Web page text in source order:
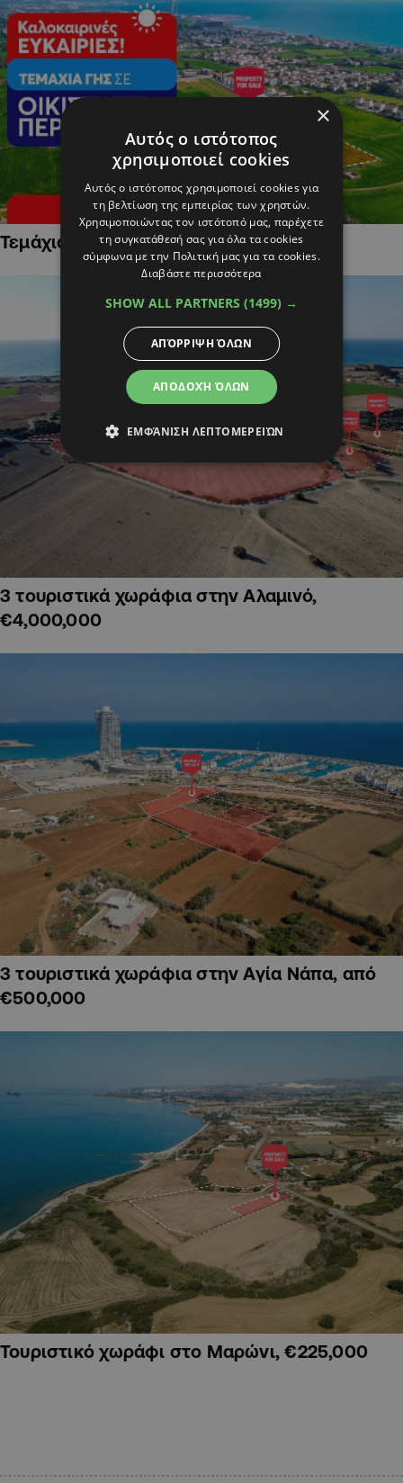
Τεμάχια Γης σε Οικιστικές Περιοχές
3 τουριστικά χωράφια στην Αλαμινό,
€4,000,000
3 τουριστικά χωράφια στην Αγία Νάπα, από
€500,000
Τουριστικό χωράφι στο Μαρώνι, €225,000
×
Αυτός ο ιστότοπος
χρησιμοποιεί cookies
Αυτός ο ιστότοπος χρησιμοποιεί cookies για
τη βελτίωση της εμπειρίας των χρηστών.
Χρησιμοποιώντας τον ιστότοπό μας, παρέχετε
τη συγκατάθεσή σας για όλα τα cookies
σύμφωνα με την Πολιτική μας για τα cookies.
Διαβάστε περισσότερα
SHOW ALL PARTNERS (1499) →
ΑΠΟΔΟΧΉ ΌΛΩΝ
ΑΠΌΡΡΙΨΗ ΌΛΩΝ
ΕΜΦΆΝΙΣΗ ΛΕΠΤΟΜΕΡΕΙΏΝ